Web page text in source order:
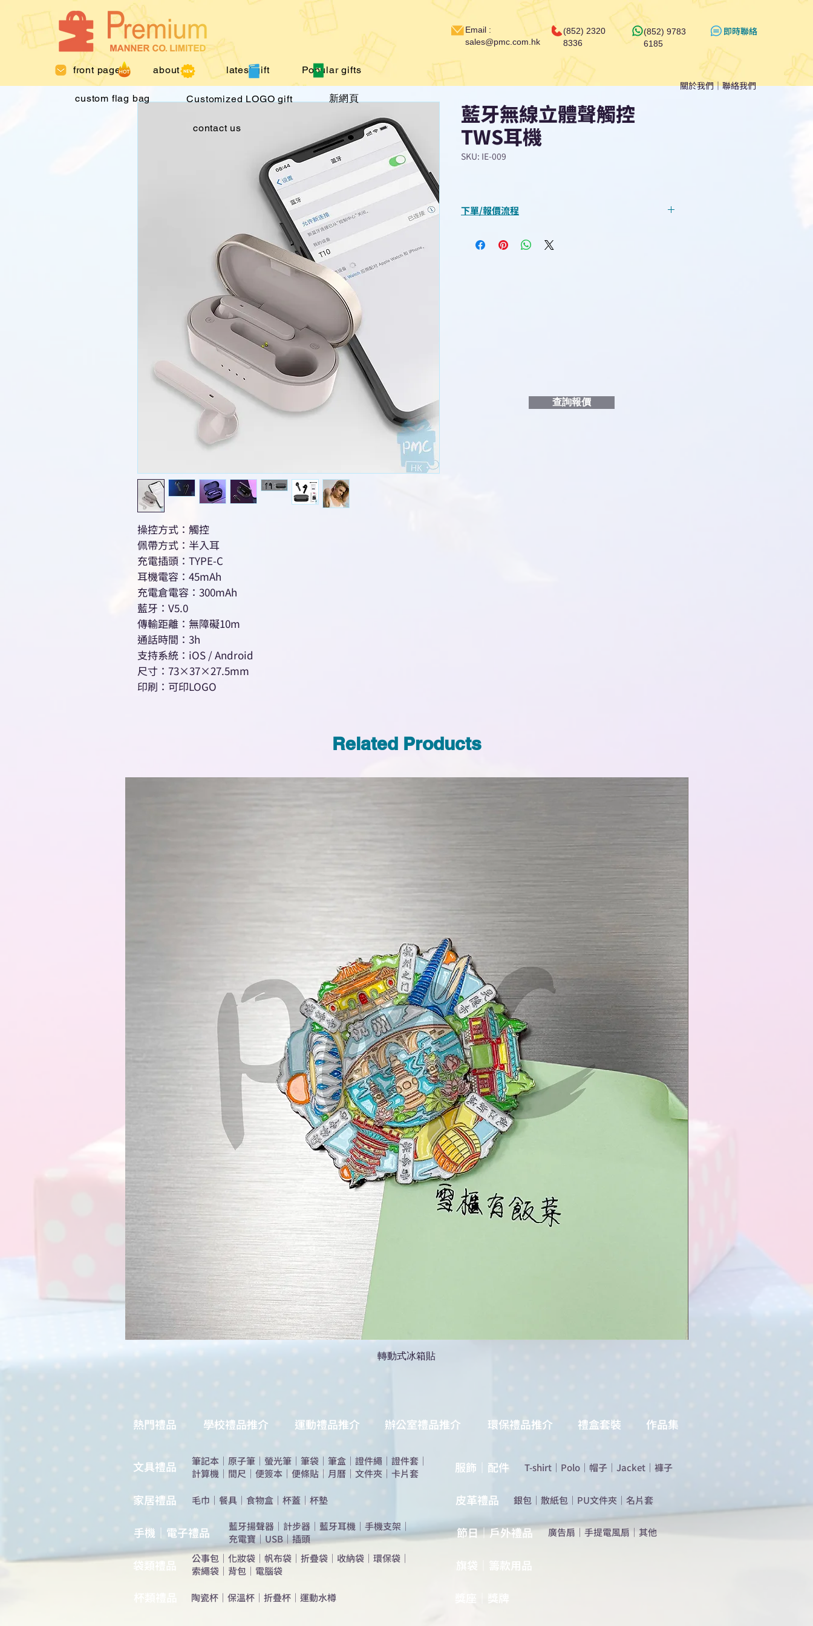
front page about us latest gift Popular gifts
custom flag bag Customized LOGO gift 新網頁
contact us
Email :
sales@pmc.com.hk
(852) 2320
8336
(852) 9783
6185
​即時聯絡
關於我們｜聯絡我們
操控方式：觸控
佩帶方式：半入耳
充電插頭：TYPE-C
耳機電容：45mAh
充電倉電容：300mAh
藍牙：V5.0
傳輸距離：無障礙10m
通話時間：3h
支持系統：iOS / Android
尺寸：73×37×27.5mm
印刷：可印LOGO
藍牙無線立體聲觸控
TWS耳機
SKU: IE-009
下單/報價流程
查詢或報價”
查詢報價
Related Products
轉動式冰箱貼
熱門禮品 學校禮品推介 運動禮品推介 辦公室禮品推介 環保禮品推介 禮盒套裝 作品集
​文具禮品 筆記本 ｜ 原子筆 ｜ 螢光筆 ｜ 筆袋 ｜ 筆盒 ｜ 證件繩 ｜ 證件套 ｜
計算機 ｜ 間尺 ｜ 便簽本 ｜ 便條貼 ｜ 月曆 ｜ 文件夾 ｜ 卡片套
​家居禮品 ​毛巾 ｜ 餐具 ｜ 食物盒 ｜ 杯蓋 ｜ 杯墊
手機｜電子禮品 ​藍牙揚聲器 ｜ 計步器 ｜ 藍牙耳機 ｜ 手機支架 ｜
充電寶 ｜ USB ｜插頭
​袋類禮品 公事包 ｜ 化妝袋 ｜ 帆布袋 ｜ 折疊袋 ｜ 收納袋 ｜ 環保袋 ｜
索繩袋 ｜ 背包 ｜ 電腦袋
陶瓷杯 ｜ 保溫杯 ｜ 折疊杯 ｜ 運動水樽
服飾｜配件 T-shirt ｜ Polo ｜ 帽子 ｜ Jacket ｜ 褲子
​皮革禮品 ​銀包 ｜ 散紙包 ｜ PU文件夾 ｜ 名片套
節日｜戶外禮品 ​廣告扇 ｜ 手提電風扇 ｜ 其他
旗袋｜籌款用品
​獎座｜獎牌